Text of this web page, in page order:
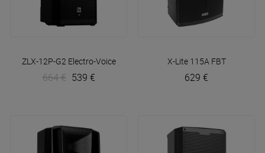
ZLX-12P-G2 Electro-Voice
664 € 539 €
X-Lite 115A FBT
629 €